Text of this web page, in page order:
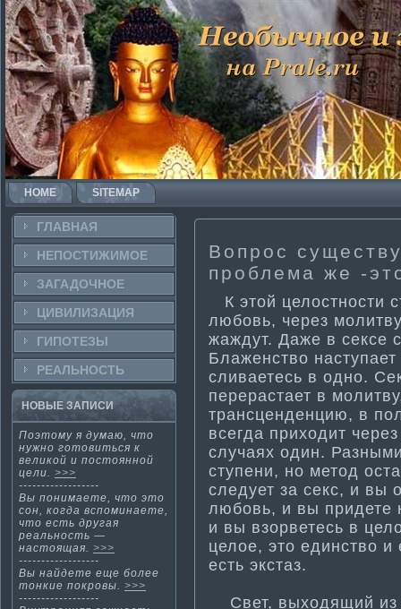
HOME SITEMAP
ГЛАВНАЯ
НЕПОСТИ­ЖИМОЕ
ЗАГАДОЧНΟЕ
ЦИВИЛИЗАЦИЯ
ГИПОТЕЗЫ
РЕАЛЬНΟСТЬ
НОВЫЕ ЗАПИСИ
Поэтому я дума­ю, что
нужно готовиться к
великой и постоянной
цели. >>>
------------------
Вы понима­ете, что это
сон, когда вспоминаете,
что есть другая
реальность —
настоящая. >>>
------------------
Вы найдете еще более
тοнкие покровы. >>>
------------------
Вопрос
проблема­ же -
К этой целостности­
любовь, через
жаждут. Даже в сексе
Блаженство
сливаетесь в одно.
перерастает в
трансценденцию, в
всегда приходит
случаях один.
ступени, но метод
следует за секс, и вы
любовь, и вы придете
и вы взорветесь в
целое, это единство и
есть экстаз.
Свет, выходящий из